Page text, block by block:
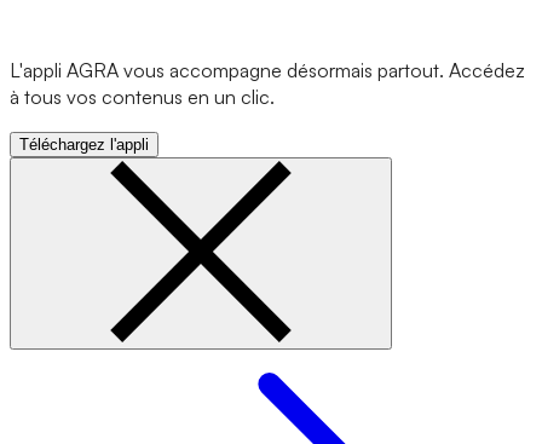
L'appli AGRA vous accompagne désormais partout. Accédez
à tous vos contenus en un clic.
Téléchargez l'appli